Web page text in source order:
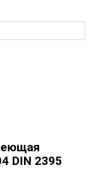
DIN 2395